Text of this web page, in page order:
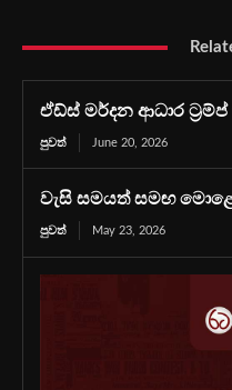
ඒඩ්ස් මර්දන ආධාර
පුවත් June 20, 2026
වැසි සමයත් සමඟ
පුවත් May 23, 2026